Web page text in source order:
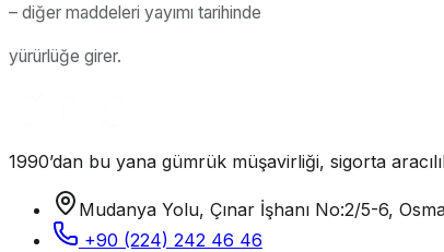
– diğer maddeleri yayımı tarihinde
yürürlüğe girer.
1990’dan bu yana gümrük müşavirliği, sigorta
Mudanya Yolu, Çınar İşhanı No:2/5-6,
+90 (224) 242 46 46